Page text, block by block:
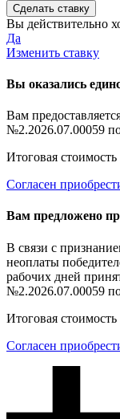
Вы действительно
Да
Изменить ставку
Вы оказались
Вам
№2.2026.07.00059
Итоговая
Согласен
Вам предложено
В связи с
неоплаты
рабочих дней
№2.2026.07.00059
Итоговая
Согласен